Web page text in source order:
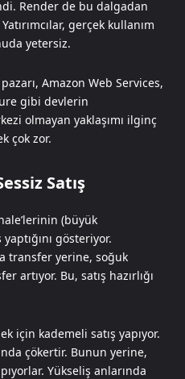
Render de bu dalgadan
gerçek kullanım
yetersiz.
Amazon Web Services,
gibi devlerin
olmayan yaklaşımı ilginç
çok zor.
Satış
(büyük
yaptığını gösteriyor.
transfer yerine, soğuk
artıyor. Bu, satış hazırlığı
için kademeli satış yapıyor.
çökertir. Bunun yerine,
Yükseliş anlarında